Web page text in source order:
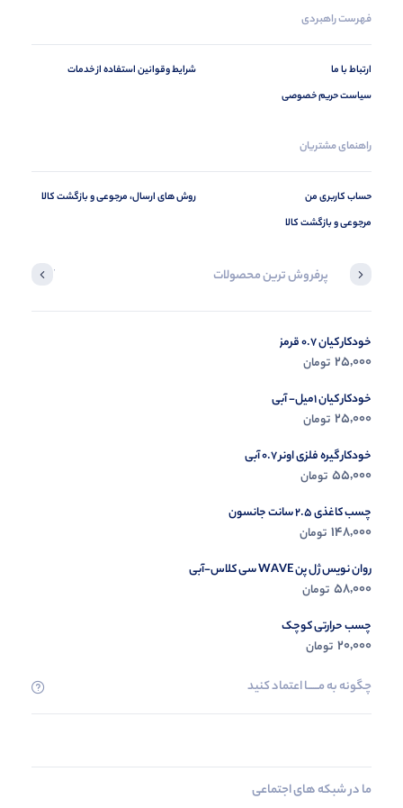
فهرست راهبردی
ارتباط با ما
سیاست حریم خصوصی
شرایط وقوانین استفاده از خدمات
راهنمای مشتریان
حساب کاربری من
مرجوعی و بازگشت کالا
روش های ارسال، مرجوعی و بازگشت کالا
پرفروش ترین محصولات آخرین
خودکار کیان 0.7 قرمز
25,000 تومان
خودکار کیان 1میل- آبی
25,000 تومان
خودکار گیره فلزی اونر 0.7 آبی
55,000 تومان
چسب کاغذی 2.5 سانت جانسون
148,000 تومان
روان نویس ژل پن WAVE سی کلاس-آبی
58,000 تومان
چسب حرارتی کوچک
20,000 تومان
چگونه به مــــــا اعتماد کنید
ما در شبکه های اجتماعی